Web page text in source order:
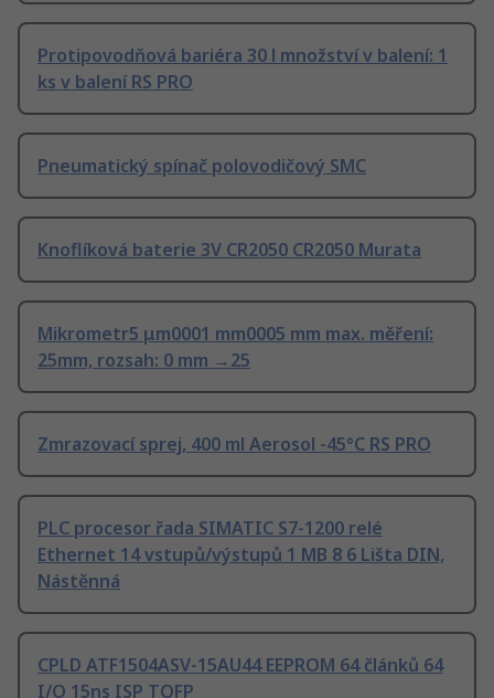
Protipovodňová bariéra 30 l množství v balení: 1
ks v balení RS PRO
Pneumatický spínač polovodičový SMC
Knoflíková baterie 3V CR2050 CR2050 Murata
Mikrometr5 μm0001 mm0005 mm max. měření:
25mm, rozsah: 0 mm →25
Zmrazovací sprej, 400 ml Aerosol -45°C RS PRO
PLC procesor řada SIMATIC S7-1200 relé
Ethernet 14 vstupů/výstupů 1 MB 8 6 Lišta DIN,
Nástěnná
CPLD ATF1504ASV-15AU44 EEPROM 64 článků 64
I/O 15ns ISP TQFP